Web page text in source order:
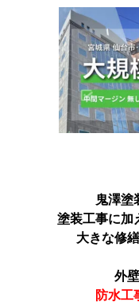
鬼澤塗
塗装工事に加
大きな修
外
防水工